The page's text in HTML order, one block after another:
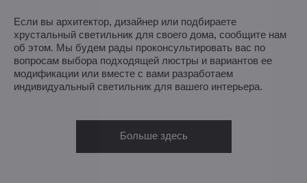
Если вы архитектор, дизайнер или подбираете
хрустальный светильник для своего дома, сообщите нам
об этом. Мы будем рады проконсультировать вас по
вопросам выбора подходящей люстры и вариантов ее
модификации или вместе с вами разработаем
индивидуальный светильник для вашего интерьера.
Больше здесь